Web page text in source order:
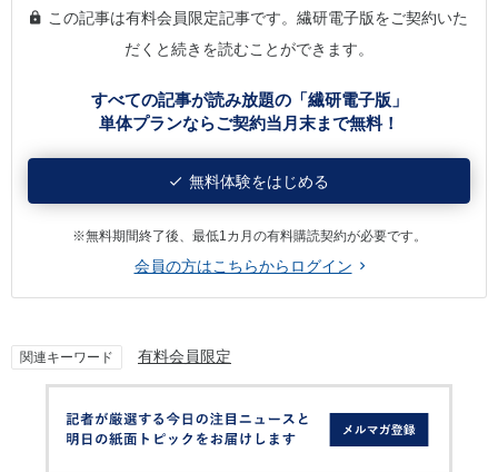
この記事は有料会員限定記事です。繊研電子版をご契約いた
だくと続きを読むことができます。
すべての記事が読み放題の「繊研電子版」
単体プランならご契約当月末まで無料！
無料体験をはじめる
※無料期間終了後、最低1カ月の有料購読契約が必要です。
会員の方はこちらからログイン
関連キーワード 有料会員限定